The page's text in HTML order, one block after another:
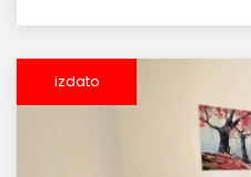
izdato